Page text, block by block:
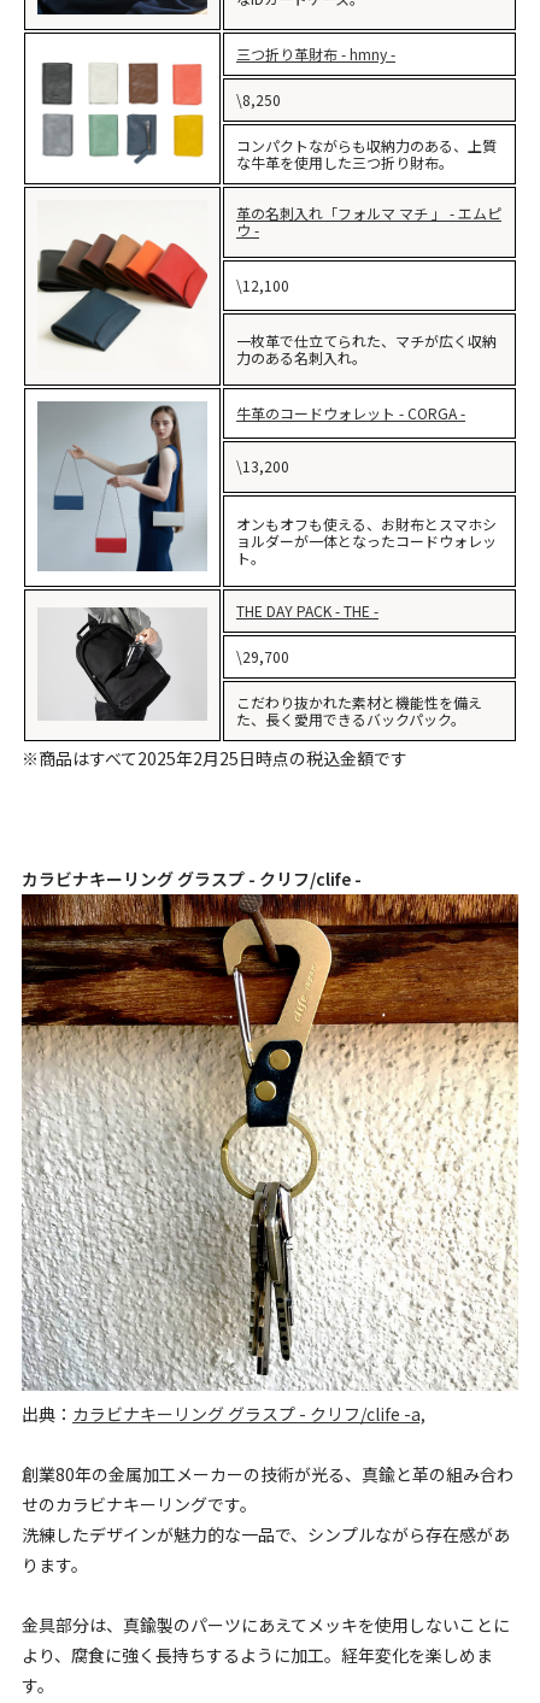
三つ折り革財布 - hmny -
\8,250
コンパクトながらも収納力のある、上質
な牛革を使用した三つ折り財布。
革の名刺入れ「フォルマ マチ 」 - エムピ
ウ -
\12,100
一枚革で仕立てられた、マチが広く収納
力のある名刺入れ。
牛革のコードウォレット - CORGA -
\13,200
オンもオフも使える、お財布とスマホシ
ョルダーが一体となったコードウォレッ
ト。
THE DAY PACK - THE -
\29,700
こだわり抜かれた素材と機能性を備え
た、長く愛用できるバックパック。
※商品はすべて2025年2月25日時点の税込金額です
カラビナキーリング グラスプ - クリフ/clife -
出典： カラビナキーリング グラスプ - クリフ/clife -a,
創業80年の金属加工メーカーの技術が光る、真鍮と革の組み合わ
せのカラビナキーリングです。
洗練したデザインが魅力的な一品で、シンプルながら存在感があ
ります。
金具部分は、真鍮製のパーツにあえてメッキを使用しないことに
より、腐食に強く長持ちするように加工。経年変化を楽しめま
す。